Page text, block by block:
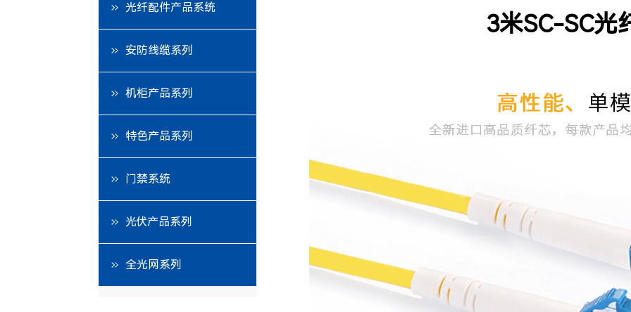
光纤配件产品系统
安防线缆系列
机柜产品系列
特色产品系列
门禁系统
光伏产品系列
全光网系列
3米SC-SC光